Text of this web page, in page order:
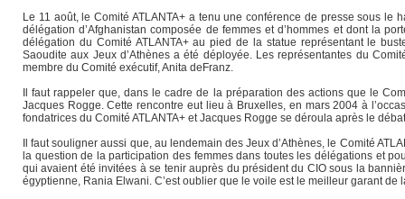
Le 11 août, le Comité ATLANTA+ a tenu une conférence de presse sous
délégation d’Afghanistan composée de femmes et d’hommes et dont la
délégation du Comité ATLANTA+ au pied de la statue représentant le
Saoudite aux Jeux d’Athènes a été déployée. Les représentantes du
membre du Comité exécutif, Anita deFranz.
Il faut rappeler que, dans le cadre de la préparation des actions que le
Jacques Rogge. Cette rencontre eut lieu à Bruxelles, en mars 2004 à
fondatrices du Comité ATLANTA+ et Jacques Rogge se déroula après le
Il faut souligner aussi que, au lendemain des Jeux d’Athènes, le Comité
la question de la participation des femmes dans toutes les délégations et
qui avaient été invitées à se tenir auprès du président du CIO sous la
égyptienne, Rania Elwani. C’est oublier que le voile est le meilleur garant